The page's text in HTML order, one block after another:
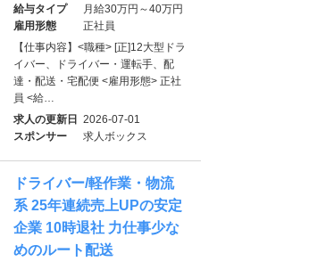
給与タイプ
月給30万円～40万円
雇用形態
正社員
【仕事内容】<職種> [正]12大型ドラ
イバー、ドライバー・運転手、配
達・配送・宅配便 <雇用形態> 正社
員 <給…
求人の更新日
2026-07-01
スポンサー
求人ボックス
ドライバー/軽作業・物流
系 25年連続売上UPの安定
企業 10時退社 力仕事少な
めのルート配送